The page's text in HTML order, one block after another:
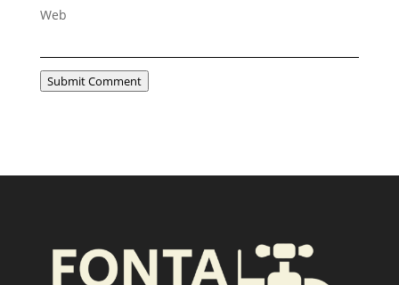
Web
Submit Comment